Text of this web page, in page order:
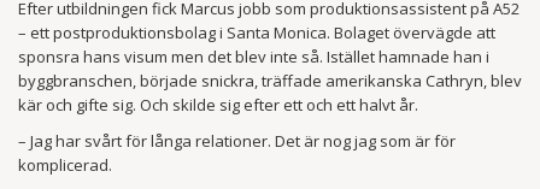
Efter utbildningen fick Marcus jobb som produktionsassistent på A52
– ett postproduktions­bolag i Santa Monica. Bolaget övervägde att
sponsra hans visum men det blev inte så. Istället hamnade han i
byggbranschen, började snickra, träffade amerikanska Cathryn, blev
kär och gifte sig. Och skilde sig efter ett och ett halvt år.
– Jag har svårt för långa relationer. Det är nog jag som är för
komplicerad.